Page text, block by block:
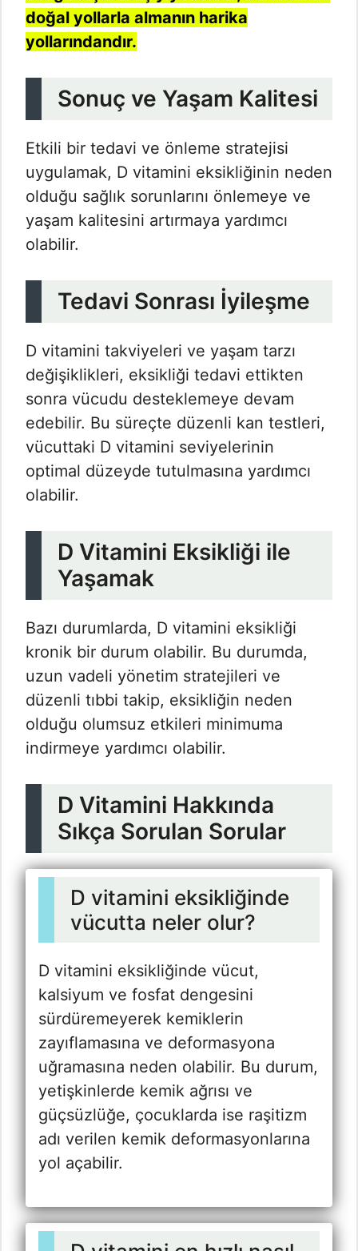
doğal yollarla almanın harika
yollarındandır.
Sonuç ve Yaşam Kalitesi
Etkili bir tedavi ve önleme stratejisi
uygulamak, D vitamini eksikliğinin neden
olduğu sağlık sorunlarını önlemeye ve
yaşam kalitesini artırmaya yardımcı
olabilir.
Tedavi Sonrası İyileşme
D vitamini takviyeleri ve yaşam tarzı
değişiklikleri, eksikliği tedavi ettikten
sonra vücudu desteklemeye devam
edebilir. Bu süreçte düzenli kan testleri,
vücuttaki D vitamini seviyelerinin
optimal düzeyde tutulmasına yardımcı
olabilir.
D Vitamini Eksikliği ile
Yaşamak
Bazı durumlarda, D vitamini eksikliği
kronik bir durum olabilir. Bu durumda,
uzun vadeli yönetim stratejileri ve
düzenli tıbbi takip, eksikliğin neden
olduğu olumsuz etkileri minimuma
indirmeye yardımcı olabilir.
D Vitamini Hakkında
Sıkça Sorulan Sorular
D vitamini eksikliğinde
vücutta neler olur?
D vitamini eksikliğinde vücut,
kalsiyum ve fosfat dengesini
sürdüremeyerek kemiklerin
zayıflamasına ve deformasyona
uğramasına neden olabilir. Bu durum,
yetişkinlerde kemik ağrısı ve
güçsüzlüğe, çocuklarda ise raşitizm
adı verilen kemik deformasyonlarına
yol açabilir.